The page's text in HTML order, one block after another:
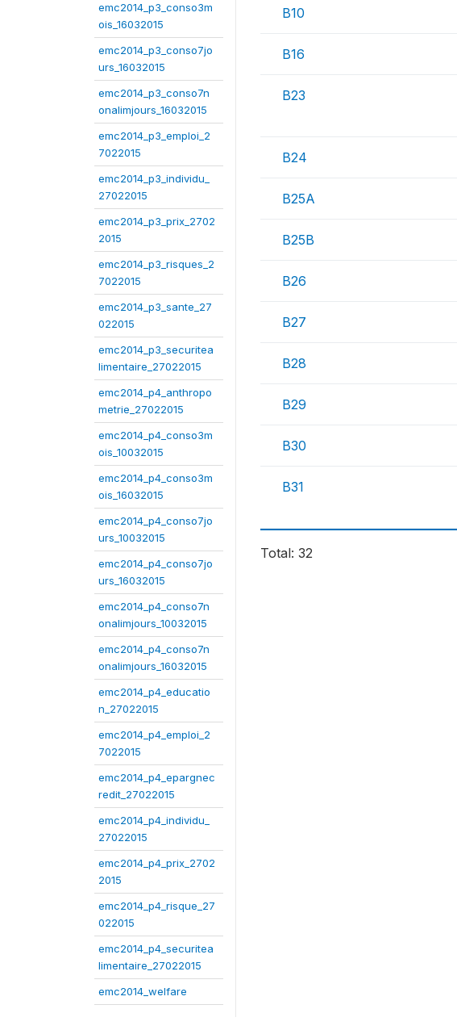
emc2014_p3_conso3m
ois_16032015
emc2014_p3_conso7jo
urs_16032015
emc2014_p3_conso7n
onalimjours_16032015
emc2014_p3_emploi_2
7022015
emc2014_p3_individu_
27022015
emc2014_p3_prix_2702
2015
emc2014_p3_risques_2
7022015
emc2014_p3_sante_27
022015
emc2014_p3_securitea
limentaire_27022015
emc2014_p4_anthropo
metrie_27022015
emc2014_p4_conso3m
ois_10032015
emc2014_p4_conso3m
ois_16032015
emc2014_p4_conso7jo
urs_10032015
emc2014_p4_conso7jo
urs_16032015
emc2014_p4_conso7n
onalimjours_10032015
emc2014_p4_conso7n
onalimjours_16032015
emc2014_p4_educatio
n_27022015
emc2014_p4_emploi_2
7022015
emc2014_p4_epargnec
redit_27022015
emc2014_p4_individu_
27022015
emc2014_p4_prix_2702
2015
emc2014_p4_risque_27
022015
emc2014_p4_securitea
limentaire_27022015
emc2014_welfare
B10
B16
B23
B24
B25A
B25B
B26
B27
B28
B29
B30
B31
Total: 32